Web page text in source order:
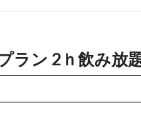
ラン 2ｈ飲み放